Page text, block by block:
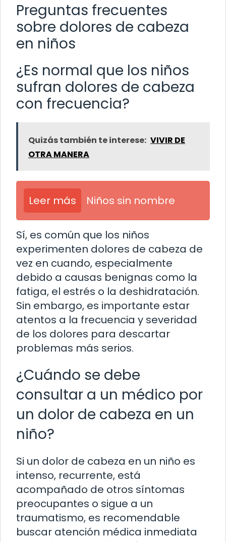
Preguntas frecuentes
sobre dolores de cabeza
en niños
¿Es normal que los niños
sufran dolores de cabeza
con frecuencia?
Quizás también te interese: VIVIR DE
OTRA MANERA
Leer más Niños sin nombre
Sí, es común que los niños
experimenten dolores de cabeza de
vez en cuando, especialmente
debido a causas benignas como la
fatiga, el estrés o la deshidratación.
Sin embargo, es importante estar
atentos a la frecuencia y severidad
de los dolores para descartar
problemas más serios.
¿Cuándo se debe
consultar a un médico por
un dolor de cabeza en un
niño?
Si un dolor de cabeza en un niño es
intenso, recurrente, está
acompañado de otros síntomas
preocupantes o sigue a un
traumatismo, es recomendable
buscar atención médica inmediata